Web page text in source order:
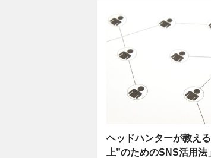
ヘッドハンターが教え
上”のためのSNS活用法